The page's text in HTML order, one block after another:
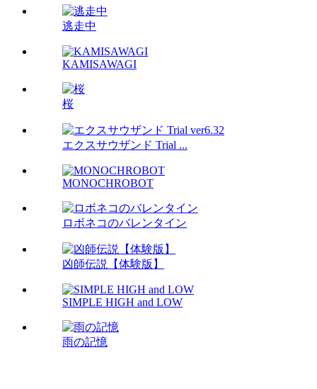
逃走中
KAMISAWAGI
桜
エクスサウザンド Trial ...
MONOCHROBOT
ロボネコのバレンタイン
凶師伝説【体験版】
SIMPLE HIGH and LOW
雨の記憶